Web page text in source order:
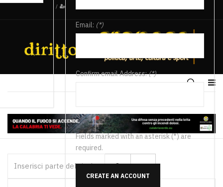
/
Email: (*)
Confirm email Address:(*)
Fields marked with an asterisk (*) are
required.
CREATE AN ACCOUNT